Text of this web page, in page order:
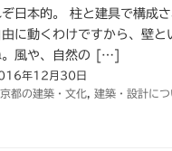
日本的。 柱と建具で構成
に動くわけですから、壁と
。風や、自然の […]
年12月30日
京都の建築・文化 建築・設計につ